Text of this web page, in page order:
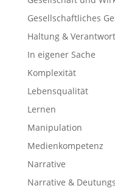
Gesellschaftliches
Haltung &
In eigener Sache
Komplexität
Lebensqualität
Lernen
Manipulation
Medienkompetenz
Narrative
Narrative &